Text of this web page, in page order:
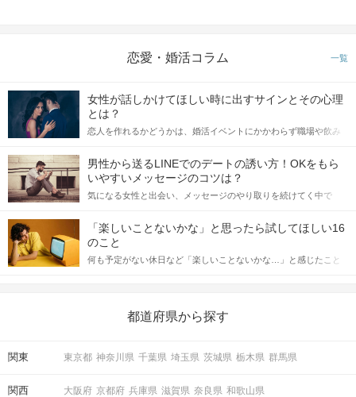
恋愛・婚活コラム 一覧
女性が話しかけてほしい時に出すサインとその心理
とは？
恋人を作れるかどうかは、婚活イベントにかかわらず職場や飲み
てアプローチできるかにも左右されます。 これから恋人作りを本
格的に始めようとしている方は、女性が異性を求めて出すサイン
をしっかりと理解し、正しい行動に移せるかどうかが重要。 この
記事では、女性が話しかけて欲しい時に出すサインとその心理を
合にどのような行動に繋げるべきかをご紹介していきます。
男性から送るLINEでのデートの誘い方！OKをもら
いやすいメッセージのコツは？
気になる女性と出会い、メッセージのやり取りを続けてく中で
しかし、中には「どう誘ったらいいの？」とお困りの男性もいら
っしゃるのではないでしょうか。 そこで今回は、男性から女性へ
送るLINEでのデートの誘い方のコツをご紹介します。例文も混じ
えながら解説するので、ぜひ参考にしてください。
「楽しいことないかな」と思ったら試してほしい16
のこと
何も予定がない休日など「楽しいことないかな…」と感じたこと
の楽しいことアイデアを集めました♪ いままさに楽しいことを探し
都道府県から探す
関東 東京都 神奈川県 千葉県 埼玉県 茨城県 栃木県 群馬県
関西 大阪府 京都府 兵庫県 滋賀県 奈良県 和歌山県